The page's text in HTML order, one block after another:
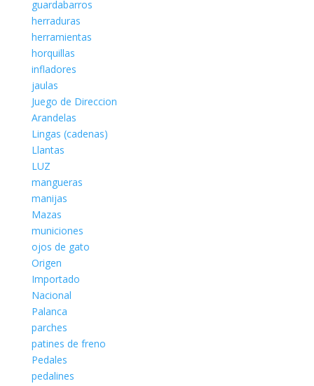
guardabarros
herraduras
herramientas
horquillas
infladores
jaulas
Juego de Direccion
Arandelas
Lingas (cadenas)
Llantas
LUZ
mangueras
manijas
Mazas
municiones
ojos de gato
Origen
Importado
Nacional
Palanca
parches
patines de freno
Pedales
pedalines